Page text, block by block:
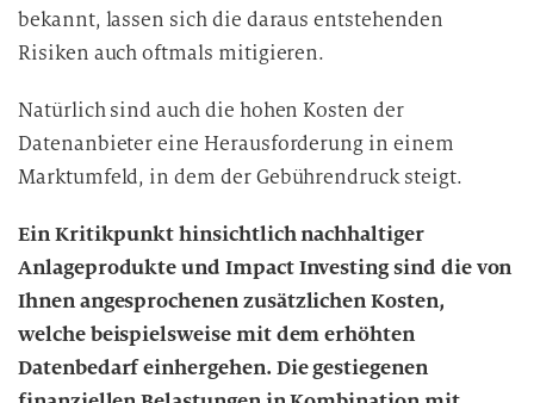
bekannt, lassen sich die daraus entstehenden
Risiken auch oftmals mitigieren.
Natürlich sind auch die hohen Kosten der
Datenanbieter eine Herausforderung in einem
Marktumfeld, in dem der Gebührendruck steigt.
Ein Kritikpunkt hinsichtlich nachhaltiger
Anlageprodukte und Impact Investing sind die von
Ihnen angesprochenen zusätzlichen Kosten,
welche beispielsweise mit dem erhöhten
Datenbedarf einhergehen. Die gestiegenen